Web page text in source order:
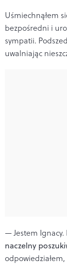
Uśmiechnąłem
bezpośredni i
sympatii.
uwalniając
— Jestem Ignacy.
naczelny